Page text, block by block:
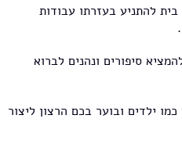
להתניע בעזרתו עבודות
סיפורים ונהנים לברוא
ילדים ובוער בכם הרצון ליצור